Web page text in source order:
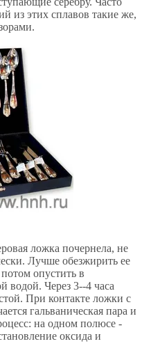
из этих сплавов такие же,
ложка почернела, не
Лучше обезжирить ее
опустить в
водой. Через 3--4 часа
При контакте ложки с
гальваническая пара и
на одном полюсе -
оксида и